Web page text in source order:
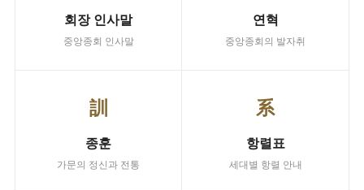
회장 인사말
중앙종회 인사말
연혁
중앙종회의 발자취
訓
종훈
가문의 정신과 전통
系
항렬표
세대별 항렬 안내